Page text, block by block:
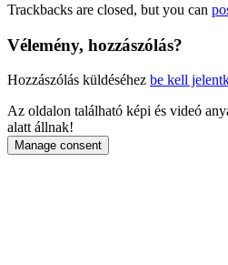
Trackbacks are closed, but you can
Vélemény, hozzászólás?
Hozzászólás küldéséhez be kell
Az oldalon található képi és videó
alatt állnak!
Manage consent